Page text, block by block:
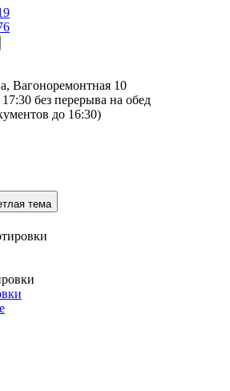
Вагоноремонтная 10
без перерыва на обед
до 16:30)
тема